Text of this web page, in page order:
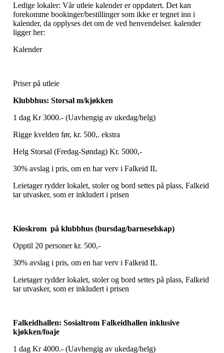
Ledige lokaler: Vår utleie kalender er oppdatert. Det kan
forekomme bookinger/bestillinger som ikke er tegnet inn i
kalender, da opplyses det om de ved henvendelser. kalender
ligger her:
Kalender
Priser på utleie
Klubbhus: Storsal m/kjøkken
1 dag Kr 3000.- (Uavhengig av ukedag/helg)
Rigge kvelden før, kr. 500,. ekstra
Helg Storsal (Fredag-Søndag) Kr. 5000,-
30% avslag i pris, om en har verv i Falkeid IL
Leietager rydder lokalet, stoler og bord settes på plass, Falkeid
tar utvasker, som er inkludert i prisen
Kioskrom på klubbhus (bursdag/barneselskap)
Opptil 20 personer kr. 500,-
30% avslag i pris, om en har verv i Falkeid IL
Leietager rydder lokalet, stoler og bord settes på plass, Falkeid
tar utvasker, som er inkludert i prisen
Falkeidhallen: Sosialtrom Falkeidhallen inklusive
kjøkken/foaje
1 dag Kr 4000.- (Uavhengig av ukedag/helg)